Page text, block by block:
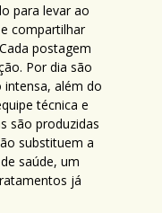
para levar ao
compartilhar
postagem
Por dia são
intensa, além do
técnica e
são produzidas
substituem a
saúde, um
já